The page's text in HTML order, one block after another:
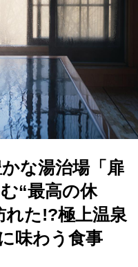
な湯治場「扉
“最高の休
れた!?極上温泉
味わう食事